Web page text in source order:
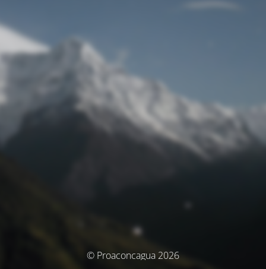
© Proaconcagua 2026